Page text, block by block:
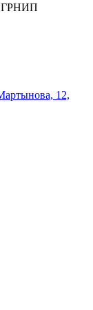
12,